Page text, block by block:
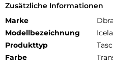
Zusätzliche Informationen
Marke
Modellbezeichnung
Produkttyp
Farbe